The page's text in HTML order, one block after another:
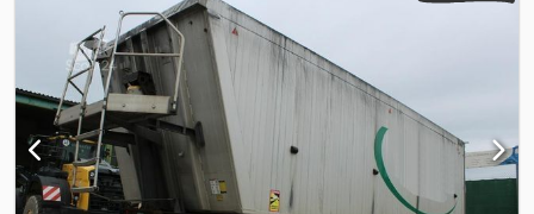
LE60X5-CE je moderan, potpuno električni utovarivač na
točkovima sa snažnim pogonom, visokom kapacitetom baterije i
radom bez lokalnih emisija. Idealan je za gradilišta u stambenim
zonama, industrijska dvorišta, reciklažne pogone, komunalna
preduzeća, kao i za radove gde je potreban tih i čist rad. Sa
kapacitetom baterije od 357 kWh i vremenom rada od približno 6–
10 sati, LE60X5-CE pruža pouzdane performanse za svakodnevnu
upotrebu. Funkcija brzog punjenja omogućava punjenje od 20 do